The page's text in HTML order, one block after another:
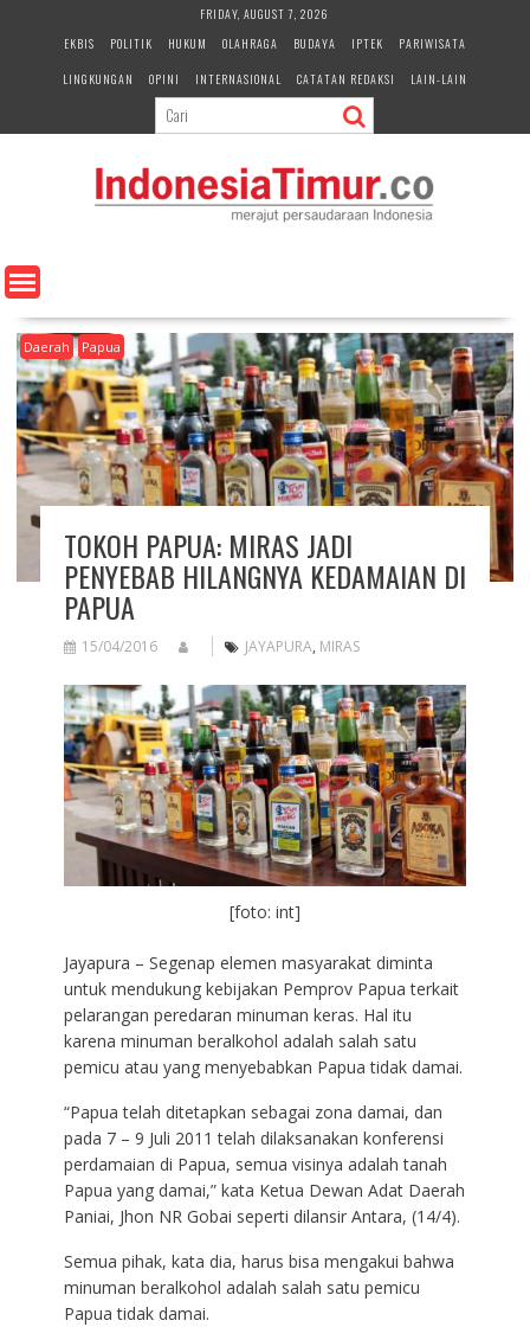
e
n
FRIDAY, AUGUST 7, 2026
EKBIS
POLITIK HUKUM OLAHRAGA BUDAYA IPTEK
PARIWISATA
LINGKUNGAN
OPINI INTERNASIONAL CATATAN REDAKSI LAIN-LAIN
Daerah Papua
TOKOH PAPUA: MIRAS JADI
PENYEBAB HILANGNYA KEDAMAIAN DI
PAPUA
15/04/2016 JAYAPURA, MIRAS
[foto: int]
Jayapura – Segenap elemen masyarakat diminta
untuk mendukung kebijakan Pemprov Papua terkait
pelarangan peredaran minuman keras. Hal itu
karena minuman beralkohol adalah salah satu
pemicu atau yang menyebabkan Papua tidak damai.
“Papua telah ditetapkan sebagai zona damai, dan
pada 7 – 9 Juli 2011 telah dilaksanakan konferensi
perdamaian di Papua, semua visinya adalah tanah
Papua yang damai,” kata Ketua Dewan Adat Daerah
Paniai, Jhon NR Gobai seperti dilansir Antara, (14/4).
Semua pihak, kata dia, harus bisa mengakui bahwa
minuman beralkohol adalah salah satu pemicu
Papua tidak damai.